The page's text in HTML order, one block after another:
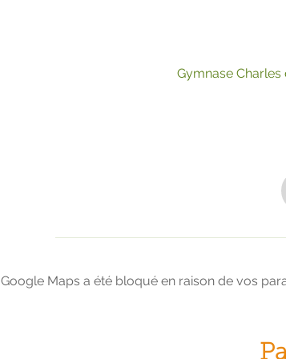
Gymnase
Google Maps a été bloqué en raison de vos